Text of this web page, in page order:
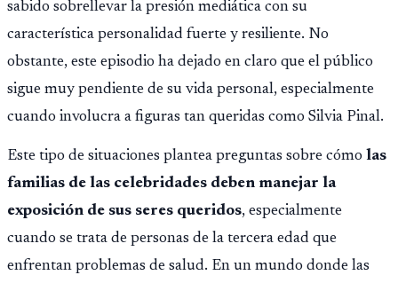
sabido sobrellevar la presión mediática con su
característica personalidad fuerte y resiliente. No
obstante, este episodio ha dejado en claro que el público
sigue muy pendiente de su vida personal, especialmente
cuando involucra a figuras tan queridas como Silvia Pinal.
Este tipo de situaciones plantea preguntas sobre cómo las
familias de las celebridades deben manejar la
exposición de sus seres queridos, especialmente
cuando se trata de personas de la tercera edad que
enfrentan problemas de salud. En un mundo donde las